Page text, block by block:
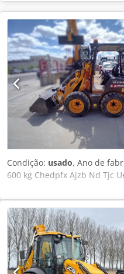
Condição: usado, Ano de
600 kg Chedpfx Ajzb Nd Tjc